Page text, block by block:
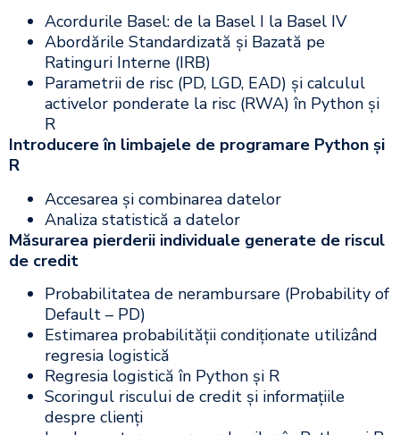
Acordurile Basel: de la Basel I la Basel IV
Abordările Standardizată și Bazată pe
Ratinguri Interne (IRB)
Parametrii de risc (PD, LGD, EAD) și calculul
activelor ponderate la risc (RWA) în Python și
R
Introducere în limbajele de programare Python și
R
Accesarea și combinarea datelor
Analiza statistică a datelor
Măsurarea pierderii individuale generate de riscul
de credit
Probabilitatea de nerambursare (Probability of
Default – PD)
Estimarea probabilității condiționate utilizând
regresia logistică
Regresia logistică în Python și R
Scoringul riscului de credit și informațiile
despre clienți